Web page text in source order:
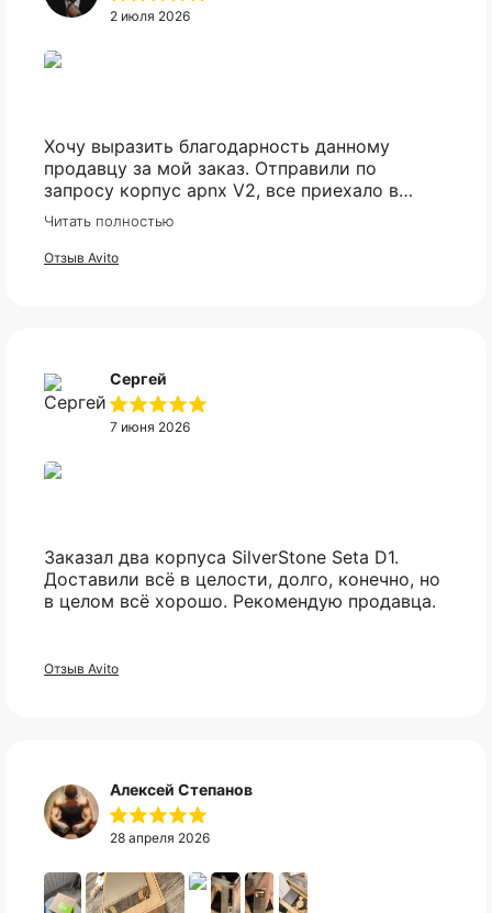
2 июля 2026
Хочу выразить благодарность данному
продавцу за мой заказ. Отправили по
запросу корпус apnx V2, все приехало в
идеале. Ценник более чем демократичный.
Все доехало в установленный срок.
Читать полностью
Отзыв Avito
Сергей
7 июня 2026
Заказал два корпуса SilverStone Seta D1.
Доставили всё в целости, долго, конечно, но
в целом всё хорошо. Рекомендую продавца.
Отзыв Avito
Алексей Степанов
28 апреля 2026
Не нашли нужный вам
товар?
Свяжитесь с нами в telegram, и мы
постараемся найти то что вы искали.
Оплатите сегодня 25% стоимости покупки
картой любого банка, остальное — тремя
платежами раз в две недели.